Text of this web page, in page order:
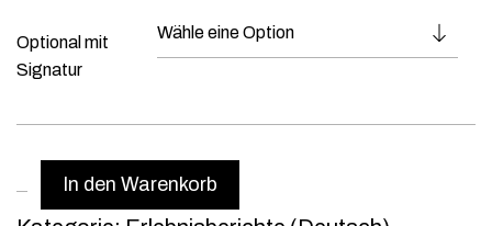
Optional mit
Signatur
In den Warenkorb